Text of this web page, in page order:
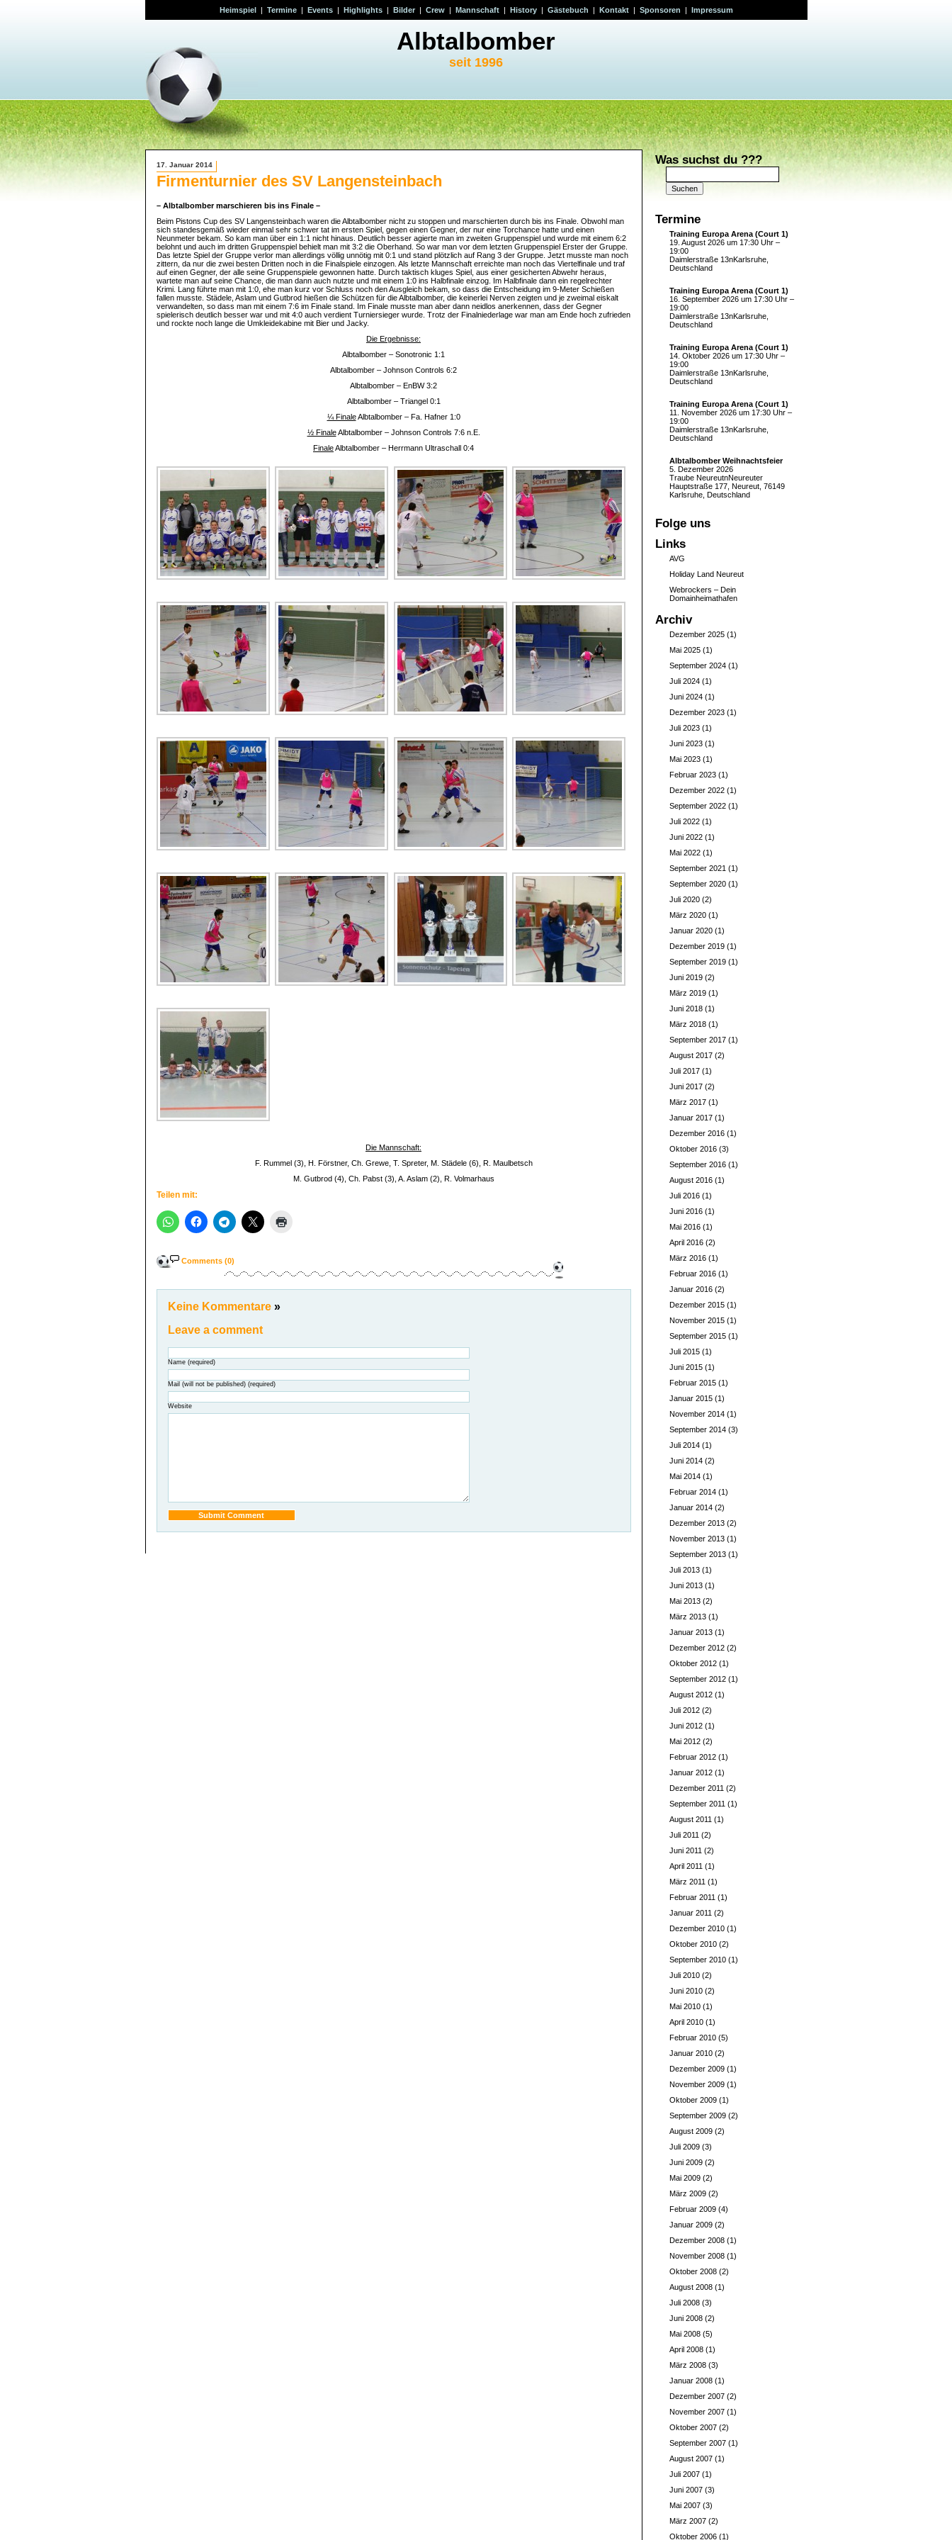
Heimspiel| Termine| Events| Highlights| Bilder| Crew| Mannschaft| History| Gästebuch | Kontakt| Sponsoren | Impressum
Albtalbomber
seit 1996
Was suchst du ???
Suchen
nach:
Termine
Training Europa Arena (Court 1)
19. August 2026 um 17:30 Uhr –
19:00
Daimlerstraße 13nKarlsruhe,
Deutschland
Training Europa Arena (Court 1)
16. September 2026 um 17:30 Uhr –
19:00
Daimlerstraße 13nKarlsruhe,
Deutschland
Training Europa Arena (Court 1)
14. Oktober 2026 um 17:30 Uhr –
19:00
Daimlerstraße 13nKarlsruhe,
Deutschland
Training Europa Arena (Court 1)
11. November 2026 um 17:30 Uhr –
19:00
Daimlerstraße 13nKarlsruhe,
Deutschland
Albtalbomber Weihnachtsfeier
5. Dezember 2026
Traube NeureutnNeureuter
Hauptstraße 177, Neureut, 76149
Karlsruhe, Deutschland
Folge uns
Links
AVG
Holiday Land Neureut
Webrockers – Dein
Domainheimathafen
Archiv
Dezember 2025(1)
Mai 2025(1)
September 2024(1)
Juli 2024(1)
Juni 2024(1)
Dezember 2023(1)
Juli 2023(1)
Juni 2023(1)
Mai 2023(1)
Februar 2023(1)
Dezember 2022(1)
September 2022(1)
Juli 2022(1)
Juni 2022(1)
Mai 2022(1)
September 2021 (1)
September 2020(1)
Juli 2020(2)
März 2020(1)
Januar 2020(1)
Dezember 2019(1)
September 2019(1)
Juni 2019(2)
März 2019(1)
Juni 2018(1)
März 2018(1)
September 2017(1)
August 2017(2)
Juli 2017(1)
Juni 2017(2)
März 2017(1)
Januar 2017(1)
Dezember 2016(1)
Oktober 2016(3)
September 2016(1)
August 2016(1)
Juli 2016(1)
Juni 2016(1)
Mai 2016(1)
April 2016(2)
März 2016(1)
Februar 2016(1)
Januar 2016(2)
Dezember 2015(1)
November 2015(1)
September 2015(1)
Juli 2015(1)
Juni 2015(1)
Februar 2015(1)
Januar 2015(1)
November 2014(1)
September 2014(3)
Juli 2014(1)
Juni 2014(2)
Mai 2014(1)
Februar 2014(1)
Januar 2014(2)
Dezember 2013(2)
November 2013(1)
September 2013(1)
Juli 2013(1)
Juni 2013(1)
Mai 2013(2)
März 2013(1)
Januar 2013(1)
Dezember 2012(2)
Oktober 2012(1)
September 2012(1)
August 2012(1)
Juli 2012(2)
Juni 2012(1)
Mai 2012(2)
Februar 2012(1)
Januar 2012(1)
Dezember 2011 (2)
September 2011 (1)
August 2011 (1)
Juli 2011 (2)
Juni 2011 (2)
April 2011 (1)
März 2011 (1)
Februar 2011 (1)
Januar 2011 (2)
Dezember 2010(1)
Oktober 2010(2)
September 2010(1)
Juli 2010(2)
Juni 2010(2)
Mai 2010(1)
April 2010(1)
Februar 2010(5)
Januar 2010(2)
Dezember 2009(1)
November 2009(1)
Oktober 2009(1)
September 2009(2)
August 2009(2)
Juli 2009(3)
Juni 2009(2)
Mai 2009(2)
März 2009(2)
Februar 2009(4)
Januar 2009(2)
Dezember 2008(1)
November 2008(1)
Oktober 2008(2)
August 2008(1)
Juli 2008(3)
Juni 2008(2)
Mai 2008(5)
April 2008(1)
März 2008(3)
Januar 2008(1)
Dezember 2007(2)
November 2007(1)
Oktober 2007(2)
September 2007(1)
August 2007(1)
Juli 2007(1)
Juni 2007(3)
Mai 2007(3)
März 2007(2)
Oktober 2006(1)
17. Januar 2014
Firmenturnier des SV Langensteinbach
– Albtalbomber marschieren bis ins Finale –
Beim Pistons Cup des SV Langensteinbach waren die Albtalbomber nicht zu stoppen und marschierten durch bis ins Finale. Obwohl man
sich standesgemäß wieder einmal sehr schwer tat im ersten Spiel, gegen einen Gegner, der nur eine Torchance hatte und einen
Neunmeter bekam. So kam man über ein 1:1 nicht hinaus. Deutlich besser agierte man im zweiten Gruppenspiel und wurde mit einem 6:2
belohnt und auch im dritten Gruppenspiel behielt man mit 3:2 die Oberhand. So war man vor dem letzten Gruppenspiel Erster der Gruppe.
Das letzte Spiel der Gruppe verlor man allerdings völlig unnötig mit 0:1 und stand plötzlich auf Rang 3 der Gruppe. Jetzt musste man noch
zittern, da nur die zwei besten Dritten noch in die Finalspiele einzogen. Als letzte Mannschaft erreichte man noch das Viertelfinale und traf
auf einen Gegner, der alle seine Gruppenspiele gewonnen hatte. Durch taktisch kluges Spiel, aus einer gesicherten Abwehr heraus,
wartete man auf seine Chance, die man dann auch nutzte und mit einem 1:0 ins Halbfinale einzog. Im Halbfinale dann ein regelrechter
Krimi. Lang führte man mit 1:0, ehe man kurz vor Schluss noch den Ausgleich bekam, so dass die Entscheidung im 9-Meter Schießen
fallen musste. Städele, Aslam und Gutbrod hießen die Schützen für die Albtalbomber, die keinerlei Nerven zeigten und je zweimal eiskalt
verwandelten, so dass man mit einem 7:6 im Finale stand. Im Finale musste man aber dann neidlos anerkennen, dass der Gegner
spielerisch deutlich besser war und mit 4:0 auch verdient Turniersieger wurde. Trotz der Finalniederlage war man am Ende hoch zufrieden
und rockte noch lange die Umkleidekabine mit Bier und Jacky.
Die Ergebnisse:
Albtalbomber – Sonotronic 1:1
Albtalbomber – Johnson Controls 6:2
Albtalbomber – EnBW 3:2
Albtalbomber – Triangel 0:1
¼ FinaleAlbtalbomber – Fa. Hafner 1:0
½ FinaleAlbtalbomber – Johnson Controls 7:6 n.E.
FinaleAlbtalbomber – Herrmann Ultraschall 0:4
Die Mannschaft:
F. Rummel (3), H. Förstner, Ch. Grewe, T. Spreter, M. Städele (6), R. Maulbetsch
M. Gutbrod (4), Ch. Pabst (3), A. Aslam (2), R. Volmarhaus
Teilen mit:
Comments (0)
Keine Kommentare »
Leave a comment
Name (required)
Mail (will not be published) (required)
Website